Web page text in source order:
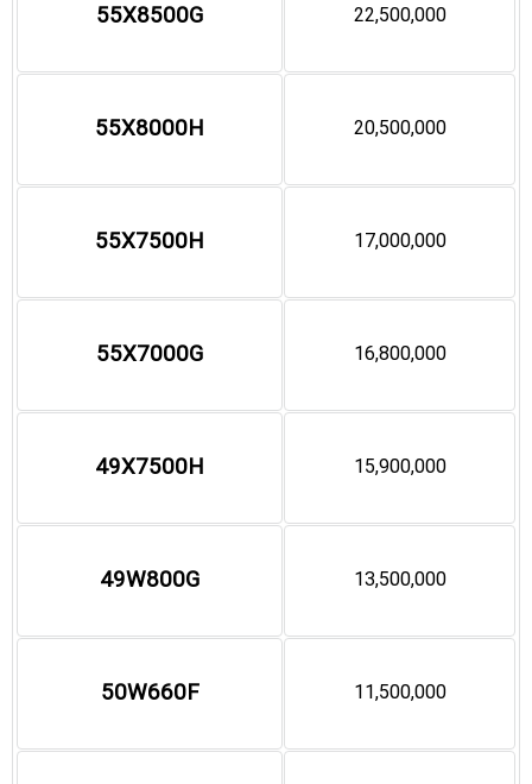
22,500,000
55X8500G
20,500,000
55X8000H
17,000,000
55X7500H
16,800,000
55X7000G
15,900,000
49X7500H
13,500,000
49W800G
11,500,000
50W660F